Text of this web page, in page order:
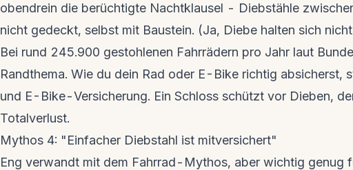
obendrein die berüchtigte Nachtklausel - Diebstähle
nicht gedeckt, selbst mit Baustein. (Ja, Diebe halten sich
Bei rund 245.900 gestohlenen Fahrrädern pro Jahr laut
Randthema. Wie du dein Rad oder E-Bike richtig absicherst,
und E-Bike-Versicherung. Ein Schloss schützt vor Dieben,
Totalverlust.
Mythos 4: "Einfacher Diebstahl ist mitversichert"
Eng verwandt mit dem Fahrrad-Mythos, aber wichtig genug